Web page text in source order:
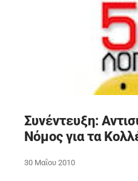
Συνέντευξη:
Νόμος για τα
30 Μαΐου 2010